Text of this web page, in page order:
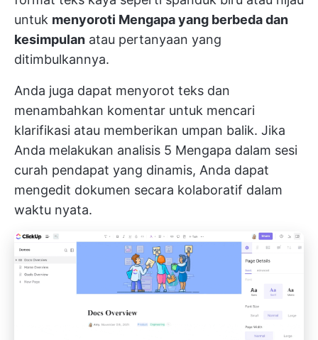
untuk menyoroti Mengapa yang berbeda dan
kesimpulan atau pertanyaan yang
ditimbulkannya.
Anda juga dapat menyorot teks dan
menambahkan komentar untuk mencari
klarifikasi atau memberikan umpan balik. Jika
Anda melakukan analisis 5 Mengapa dalam sesi
curah pendapat yang dinamis, Anda dapat
mengedit dokumen secara kolaboratif dalam
waktu nyata.